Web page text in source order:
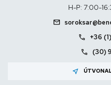
H-P: 7:00-
mail
call +36
call (30)
near_me